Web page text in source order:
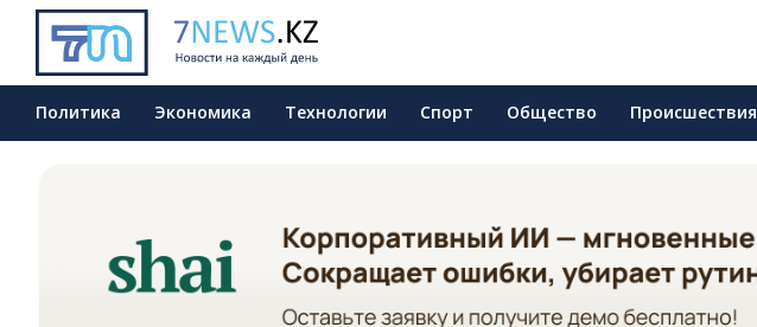
Политика Экономика Технологии Спорт Общество Происшествия